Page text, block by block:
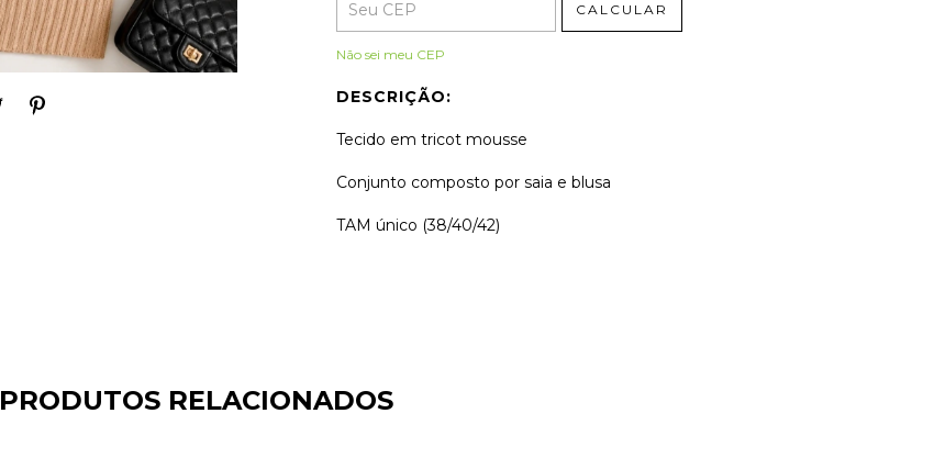
CALCULAR
Não sei meu CEP
DESCRIÇÃO:
Tecido em tricot mousse
Conjunto composto por saia e blusa
TAM único (38/40/42)
PRODUTOS RELACIONADOS